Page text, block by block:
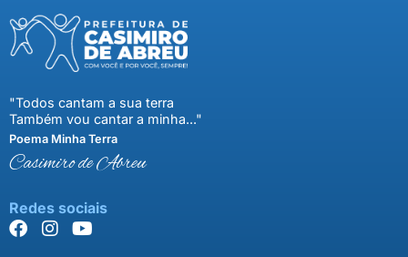
"Todos cantam a sua terra
Também vou cantar a minha..."
Poema Minha Terra
Casimiro de Abreu
Redes sociais